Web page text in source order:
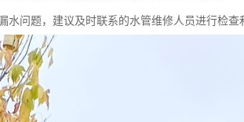
水问题，建议及时联系的水管维修人员进行检查